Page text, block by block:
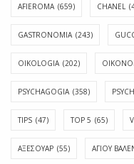
AFIEROMA (659) CHANEL
GASTRONOMIA (243)
OIKOLOGIA (202)
PSYCHAGOGIA (358)
TIPS (47) TOP 5 (65)
ΑΞΕΣΟΥΑΡ (55) ΑΓΊΟΥ